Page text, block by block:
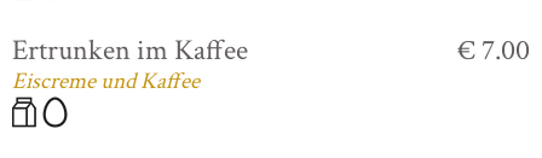
Ertrunken im Kaffee
Eiscreme und Kaffee
€ 7.00